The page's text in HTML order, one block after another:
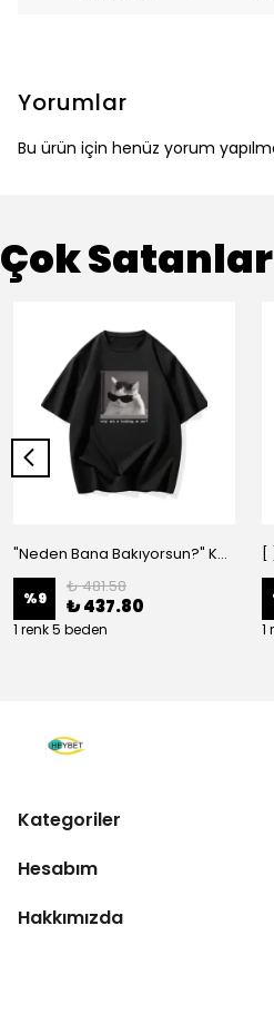
Yorumlar
Bu ürün için henüz yorum
Çok Satanlar
"Neden Bana Bakıyorsun?" Komik Kedi Grafik Tişört - Dijital Baskılı Siyah Bol - Siyah
%9
₺ 481.58
₺ 437.80
1 renk 5 beden 1
Kategoriler
Hesabım
Hakkımızda